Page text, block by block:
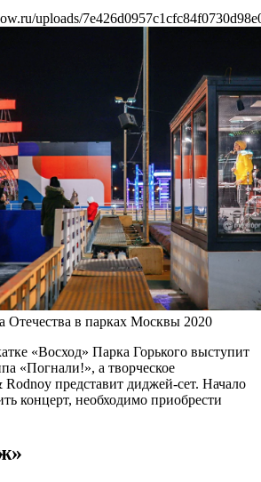
uploads/
Отечества в парках Москвы 2020
«Восход» Парка Горького выступит
«Погнали!», а творческое
представит диджей-сет. Начало
концерт, необходимо приобрести